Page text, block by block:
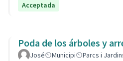
Acceptada
Poda de los árboles y
José Municipi Parcs i